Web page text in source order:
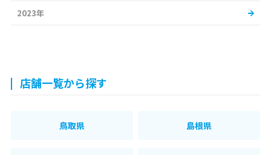
2023年
店舗一覧から探す
鳥取県 島根県